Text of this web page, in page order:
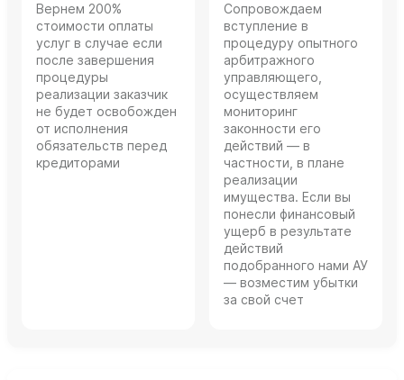
Вернем 200%
стоимости оплаты
услуг в случае если
после завершения
процедуры
реализации заказчик
не будет освобожден
от исполнения
обязательств перед
кредиторами
Сопровождаем
вступление в
процедуру опытного
арбитражного
управляющего,
осуществляем
мониторинг
законности его
действий — в
частности, в плане
реализации
имущества. Если вы
понесли финансовый
ущерб в результате
действий
подобранного нами АУ
— возместим убытки
за свой счет